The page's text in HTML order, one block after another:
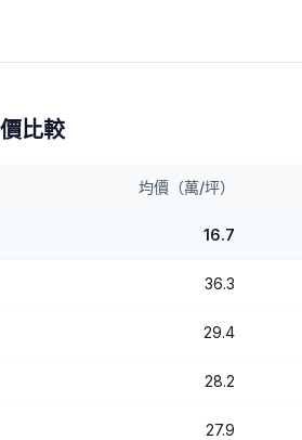
比較
均價（萬/坪）
16.7
36.3
29.4
28.2
27.9